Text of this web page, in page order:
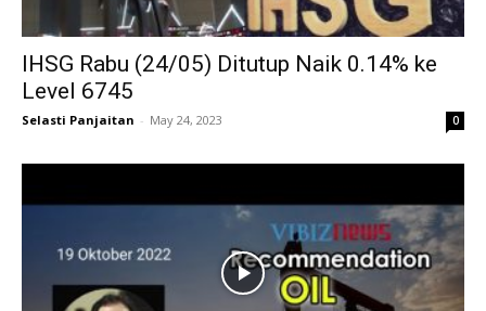
IHSG Rabu (24/05) Ditutup Naik 0.14% ke
Level 6745
Selasti Panjaitan - May 24, 2023 0